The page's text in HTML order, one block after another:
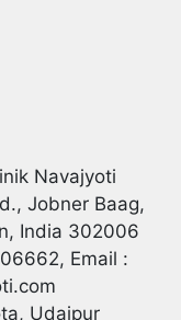
Navajyoti
Jobner Baag,
India 302006
Email :
Udaipur